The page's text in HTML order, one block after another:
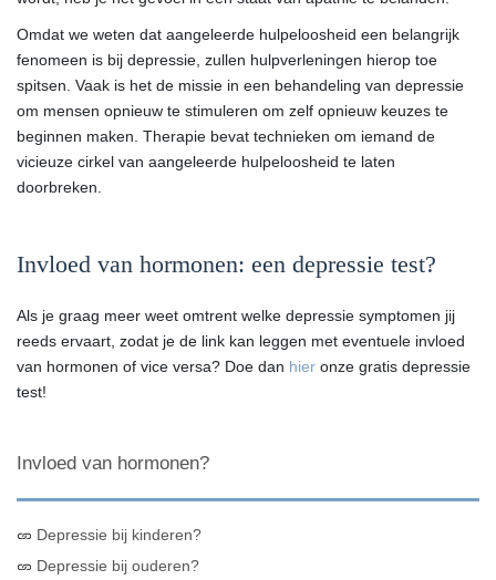
Omdat we weten dat aangeleerde hulpeloosheid een belangrijk
fenomeen is bij depressie, zullen hulpverleningen hierop toe
spitsen. Vaak is het de missie in een behandeling van depressie
om mensen opnieuw te stimuleren om zelf opnieuw keuzes te
beginnen maken. Therapie bevat technieken om iemand de
vicieuze cirkel van aangeleerde hulpeloosheid te laten
doorbreken.
Invloed van hormonen: een depressie test?
Als je graag meer weet omtrent welke depressie symptomen jij
reeds ervaart, zodat je de link kan leggen met eventuele invloed
van hormonen of vice versa? Doe dan hier onze gratis depressie
test!
Invloed van hormonen?
Depressie bij kinderen?
Depressie bij ouderen?